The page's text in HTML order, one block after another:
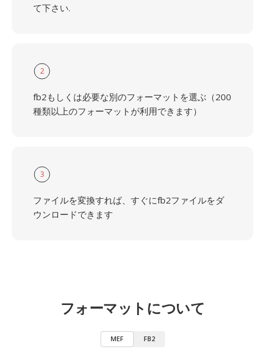
て下さい.
2
fb2もしくは必要な別のフォーマットを選ぶ（200
種類以上のフォーマットが利用できます）
3
ファイルを変換すれば、すぐにfb2ファイルをダ
ウンロードできます
フォーマットについて
MEF FB2